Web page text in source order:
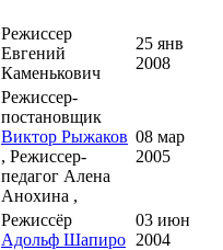
Режиссер
Евгений
Каменькович
25 янв
2008
Режиссер-
постановщик
Виктор Рыжаков
, Режиссер-
педагог Алена
Анохина ,
08 мар
2005
Режиссёр
Адольф Шапиро
03 июн
2004